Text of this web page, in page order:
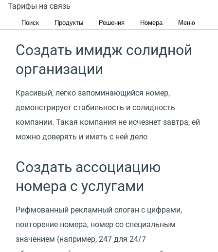
Тарифы на связь
Поиск Продукты Решения Номера Меню
больше клиентов, именно поэтому на красивые
номера звонят на 30% чаще
Создать имидж солидной
организации
Красивый, легко запоминающийся номер,
демонстрирует стабильность и солидность
компании. Такая компания не исчезнет завтра, ей
можно доверять и иметь c ней дело
Создать ассоциацию
номера с услугами
Рифмованный рекламный слоган с цифрами,
повторение номера, номер со специальным
значением (например, 247 для 24/7